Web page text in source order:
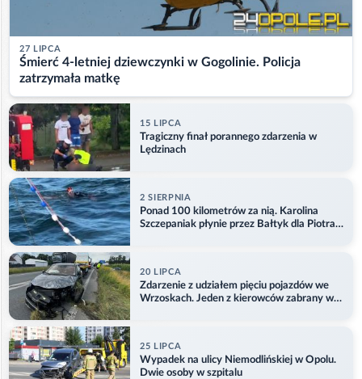
27 LIPCA
Śmierć 4-letniej dziewczynki w Gogolinie. Policja
zatrzymała matkę
15 LIPCA
Tragiczny finał porannego zdarzenia w
Lędzinach
2 SIERPNIA
Ponad 100 kilometrów za nią. Karolina
Szczepaniak płynie przez Bałtyk dla Piotra.
20 LIPCA
Zdarzenie z udziałem pięciu pojazdów we
Wrzoskach. Jeden z kierowców zabrany w
25 LIPCA
Wypadek na ulicy Niemodlińskiej w Opolu.
Dwie osoby w szpitalu